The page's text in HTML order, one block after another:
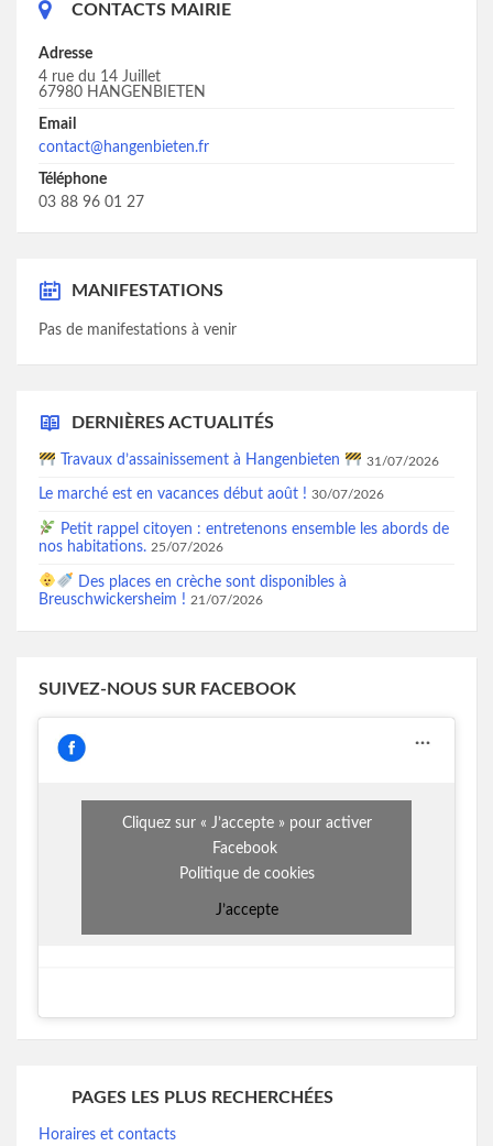
CONTACTS MAIRIE
Adresse
4 rue du 14 Juillet
67980 HANGENBIETEN
Email
contact@hangenbieten.fr
Téléphone
03 88 96 01 27
MANIFESTATIONS
Pas de manifestations à venir
DERNIÈRES ACTUALITÉS
Travaux d’assainissement à Hangenbieten 31/07/2026
Le marché est en vacances début août ! 30/07/2026
Petit rappel citoyen : entretenons ensemble les abords de
nos habitations. 25/07/2026
Des places en crèche sont disponibles à
Breuschwickersheim ! 21/07/2026
SUIVEZ-NOUS SUR FACEBOOK
Cliquez sur « J’accepte » pour activer
Facebook
Politique de cookies
J’accepte
PAGES LES PLUS RECHERCHÉES
Horaires et contacts